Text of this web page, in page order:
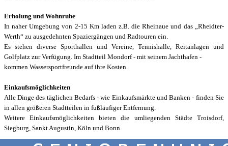
Erholung und Wohnruhe
In naher Umgebung von 2-15 Km laden z.B. die Rheinaue und das „Rheidter-
Werth“ zu ausgedehnten Spaziergängen und Radtouren ein.
Es stehen diverse Sporthallen und Vereine, Tennishalle, Reitanlagen und
Golfplatz zur Verfügung. Im Stadtteil Mondorf - mit seinem Jachthafen -
kommen Wassersportfreunde auf ihre Kosten.
Einkaufsmöglichkeiten
Alle Dinge des täglichen Bedarfs - wie Einkaufsmärkte und Banken - finden Sie
in allen größeren Stadtteilen in fußläufiger Entfernung.
Weitere Einkaufsmöglichkeiten bieten die umliegenden Städte Troisdorf,
Siegburg, Sankt Augustin, Köln und Bonn.